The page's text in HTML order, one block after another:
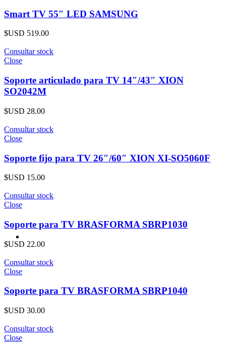
Smart TV 55″ LED SAMSUNG
$USD 519.00
Consultar stock
Close
Soporte articulado para TV 14″/43″ XION
SO2042M
$USD 28.00
Consultar stock
Close
Soporte fijo para TV 26″/60″ XION XI-SO5060F
$USD 15.00
Consultar stock
Close
Soporte para TV BRASFORMA SBRP1030
$USD 22.00
Consultar stock
Close
Soporte para TV BRASFORMA SBRP1040
$USD 30.00
Consultar stock
Close